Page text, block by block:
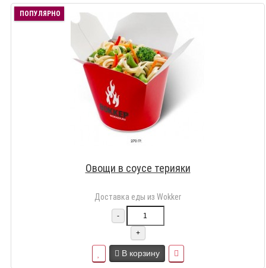
ПОПУЛЯРНО
Овощи в соусе терияки
Доставка еды из Wokker
-
+
В корзину